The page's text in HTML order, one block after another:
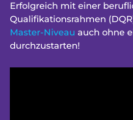
Erfolgreich mit einer
Qualifikationsrahmen
Master-Niveau auch ohne
durchzustarten!